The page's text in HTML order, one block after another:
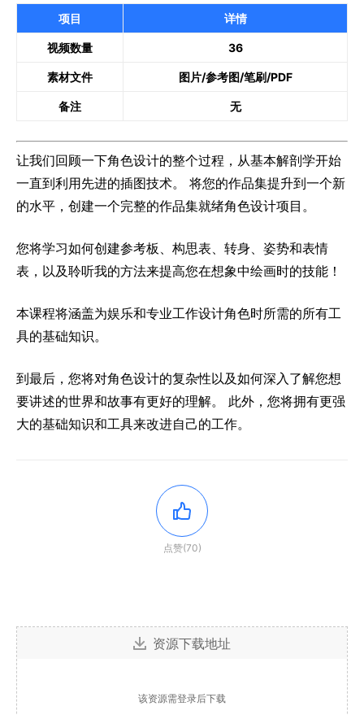
项目 详情
视频数量 36
素材文件 图片/参考图/笔刷/PDF
备注 无
让我们回顾一下角色设计的整个过程，从基本解剖学开始
一直到利用先进的插图技术。 将您的作品集提升到一个新
的水平，创建一个完整的作品集就绪角色设计项目。
您将学习如何创建参考板、构思表、转身、姿势和表情
表，以及聆听我的方法来提高您在想象中绘画时的技能！
本课程将涵盖为娱乐和专业工作设计角色时所需的所有工
具的基础知识。
到最后，您将对角色设计的复杂性以及如何深入了解您想
要讲述的世界和故事有更好的理解。 此外，您将拥有更强
大的基础知识和工具来改进自己的工作。
点赞(70)
资源下载地址
该资源需登录后下载